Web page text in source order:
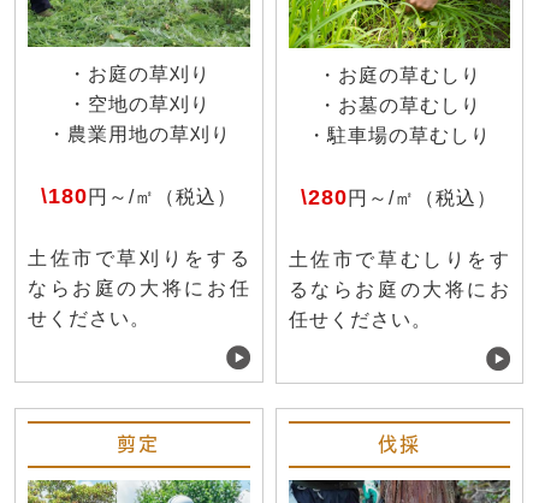
・お庭の草刈り
・空地の草刈り
・農業用地の草刈り
\180円～/㎡（税込）
土佐市で草刈りをする
ならお庭の大将にお任
せください。
・お庭の草むしり
・お墓の草むしり
・駐車場の草むしり
\280円～/㎡（税込）
土佐市で草むしりをす
るならお庭の大将にお
任せください。
剪定 伐採